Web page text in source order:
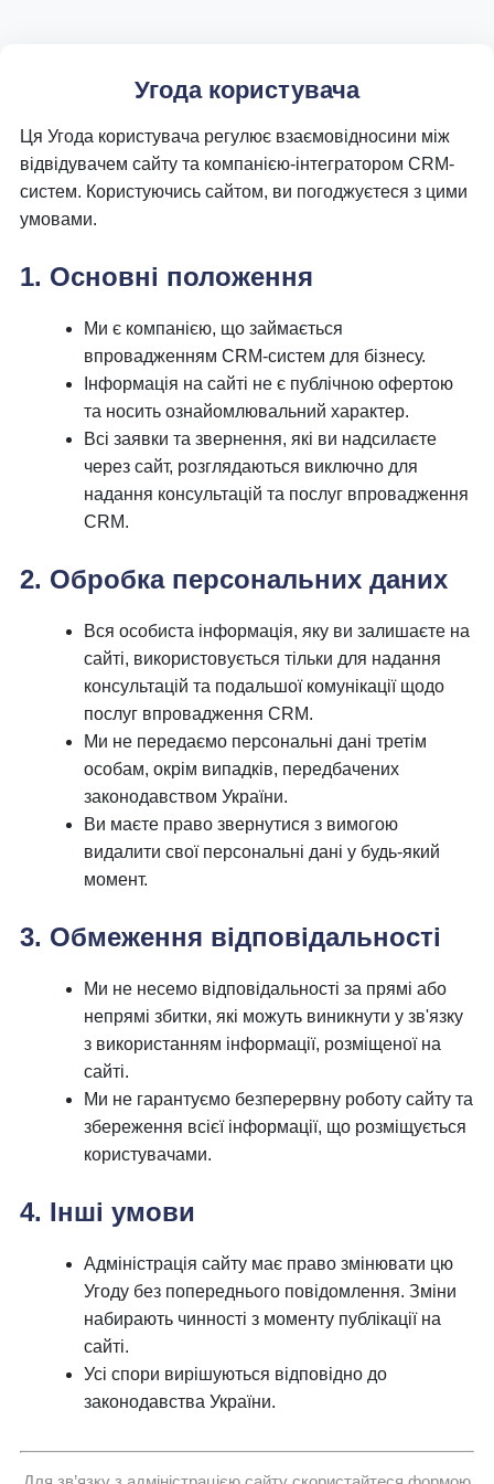
Угода користувача
Ця Угода користувача регулює взаємовідносини між
відвідувачем сайту та компанією-інтегратором CRM-
систем. Користуючись сайтом, ви погоджуєтеся з цими
умовами.
1. Основні положення
Ми є компанією, що займається
впровадженням CRM-систем для бізнесу.
Інформація на сайті не є публічною офертою
та носить ознайомлювальний характер.
Всі заявки та звернення, які ви надсилаєте
через сайт, розглядаються виключно для
надання консультацій та послуг впровадження
CRM.
2. Обробка персональних даних
Вся особиста інформація, яку ви залишаєте на
сайті, використовується тільки для надання
консультацій та подальшої комунікації щодо
послуг впровадження CRM.
Ми не передаємо персональні дані третім
особам, окрім випадків, передбачених
законодавством України.
Ви маєте право звернутися з вимогою
видалити свої персональні дані у будь-який
момент.
3. Обмеження відповідальності
Ми не несемо відповідальності за прямі або
непрямі збитки, які можуть виникнути у зв'язку
з використанням інформації, розміщеної на
сайті.
Ми не гарантуємо безперервну роботу сайту та
збереження всієї інформації, що розміщується
користувачами.
4. Інші умови
Адміністрація сайту має право змінювати цю
Угоду без попереднього повідомлення. Зміни
набирають чинності з моменту публікації на
сайті.
Усі спори вирішуються відповідно до
законодавства України.